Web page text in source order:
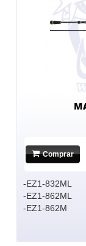
Comprar
-EZ1-832ML
-EZ1-862ML
-EZ1-862M